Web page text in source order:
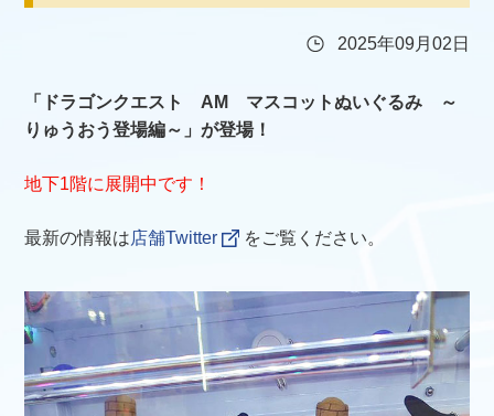
2025年09月02日
「ドラゴンクエスト AM マスコットぬいぐるみ ～
りゅうおう登場編～」が登場！
地下1階に展開中です！
最新の情報は店舗Twitter をご覧ください。